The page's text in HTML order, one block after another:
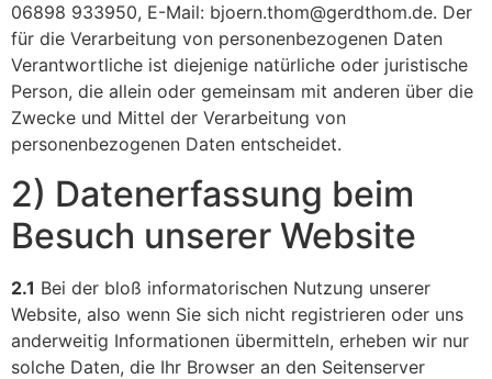
06898 933950, E-Mail: bjoern.thom@gerdthom.de. Der
für die Verarbeitung von personenbezogenen Daten
Verantwortliche ist diejenige natürliche oder juristische
Person, die allein oder gemeinsam mit anderen über die
Zwecke und Mittel der Verarbeitung von
personenbezogenen Daten entscheidet.
2) Datenerfassung beim
Besuch unserer Website
2.1 Bei der bloß informatorischen Nutzung unserer
Website, also wenn Sie sich nicht registrieren oder uns
anderweitig Informationen übermitteln, erheben wir nur
solche Daten, die Ihr Browser an den Seitenserver